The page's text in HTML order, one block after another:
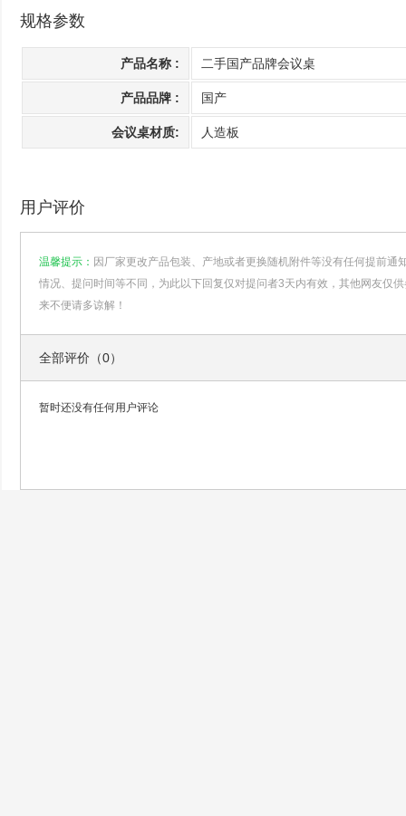
规格参数
产品名称 : 二手国产品牌会议桌
产品品牌 : 国产
会议桌材质: 人造板
用户评价
温馨提示： 因厂家更改产品包装、产地或者更换随机附件等没有任何提前通
情况、提问时间等不同，为此以下回复仅对提问者3天内有效，其他网友仅
来不便请多谅解！
全部评价（0）
暂时还没有任何用户评论